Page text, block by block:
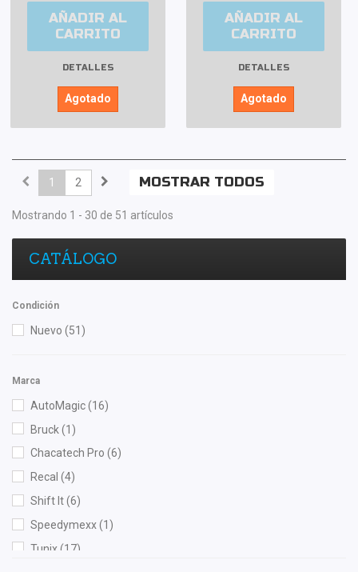
AÑADIR AL
CARRITO
DETALLES
Agotado
AÑADIR AL
CARRITO
DETALLES
Agotado
MOSTRAR TODOS
1 2
Mostrando 1 - 30 de 51 artículos
CATÁLOGO
Condición
Nuevo (51)
Marca
AutoMagic(16)
Bruck(1)
Chacatech Pro (6)
Recal (4)
Shift It(6)
Speedymexx(1)
Tunix(17)